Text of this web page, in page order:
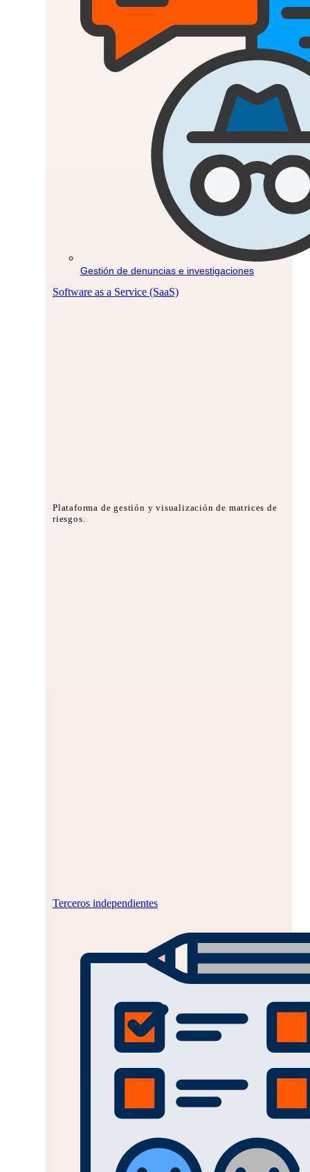
Gestión de denuncias e investigaciones
Software as a Service (SaaS)
Plataforma de gestión y visualización de matrices de
riesgos.
Terceros independientes